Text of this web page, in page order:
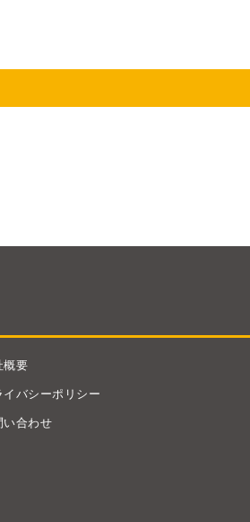
概要
イバシーポリシー
い合わせ